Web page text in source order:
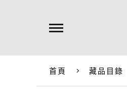
首頁 藏品目錄